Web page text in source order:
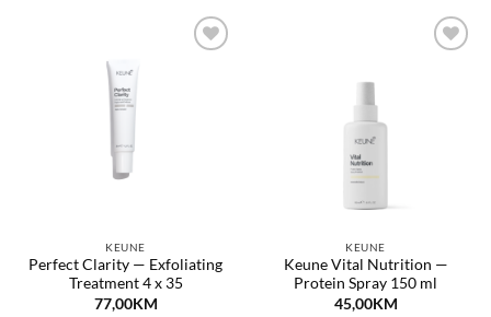
KEUNE
Perfect Clarity — Exfoliating
Treatment 4 x 35
77,00KM
KEUNE
Keune Vital Nutrition —
Protein Spray 150 ml
45,00KM